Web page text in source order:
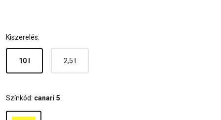
Kiszerelés:
10 l 2,5 l
Színkód: canari 5